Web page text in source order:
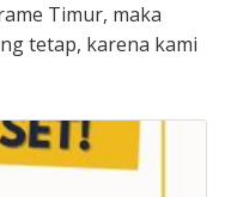
Timur, maka
tetap, karena kami